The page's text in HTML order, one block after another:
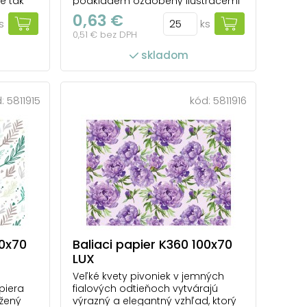
a
bílých květů a létajících včelek je
ideální pro elegantní dárkové
balení. Kombinuje svěží přírodní
motiv s jemnou estetikou, díky
čemuž se hodí pro narozeniny,
svátky, svatby i drobné pozornosti
během roku. Bal...
0,63 €
0,51 € bez DPH
ks
skladom
5811915 kód: 5811916
Baliaci papier K360 100x70
LUX
Veľké kvety pivoniek v jemných
fialových odtieňoch vytvárajú
výrazný a elegantný vzhľad, ktorý